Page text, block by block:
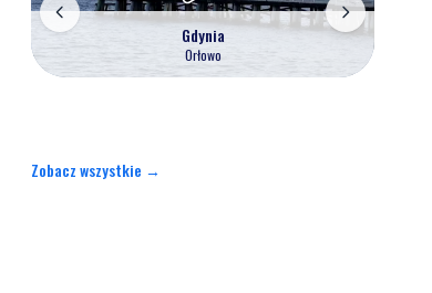
Gdynia
Orłowo
Zobacz wszystkie →